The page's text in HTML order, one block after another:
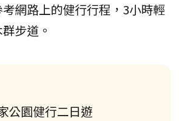
網路上的健行行程，3小時輕
步道。
公園健行二日遊